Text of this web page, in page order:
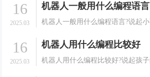
向在校中小学生的全国性竞赛，秉
台。下.
16
2025.03
机器人一般用什么编程语言
机器人一般用什么编程语言?说起
习方面可以说是相当耐心的。会给
习机器.
16
2025.03
机器人用什么编程比较好
机器人用什么编程比较好?说起孩